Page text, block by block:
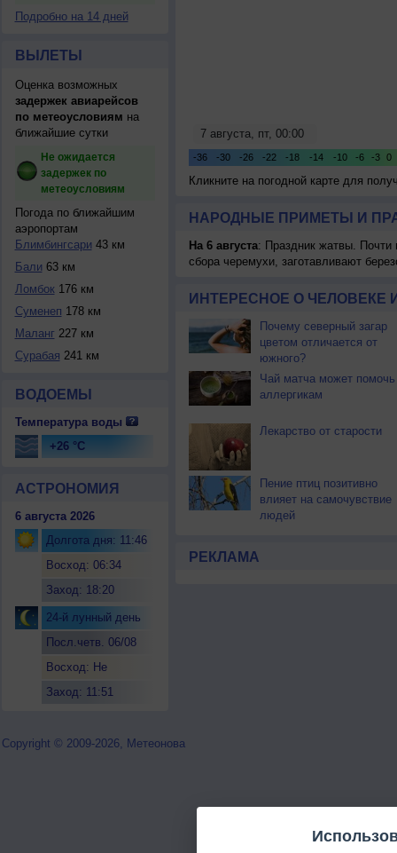
Подробно на 14 дней
ВЫЛЕТЫ
Оценка возможных
задержек авиарейсов
по метеоусловиям на
ближайшие сутки
Не ожидается
задержек по
метеоусловиям
Погода по ближайшим
аэропортам
Блимбингсари 43 км
Бали 63 км
Ломбок176 км
Суменеп 178 км
Маланг 227 км
Сурабая 241 км
ВОДОЕМЫ
Температура воды
+26 °C
АСТРОНОМИЯ
6 августа 2026
Долгота дня: 11:46
Восход: 06:34
Заход: 18:20
24-й лунный день
Посл.четв. 06/08
Восход: Не
Заход: 11:51
Кликните на погодной карте для
НАРОДНЫЕ ПРИМЕТЫ И
На 6 августа: Праздник жатвы. Почти
сбора черемухи, заготавливают
ИНТЕРЕСНОЕ О ЧЕЛОВЕКЕ
Почему северный загар
цветом отличается от
южного?
Чай матча может помочь
аллергикам
Лекарство от старости
Пение птиц позитивно
влияет на самочувствие
людей
РЕКЛАМА
Copyright © 2009-2026, Метеонова